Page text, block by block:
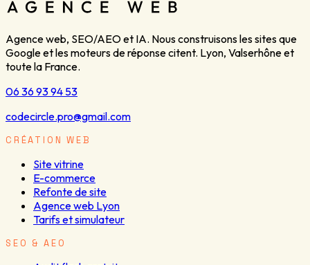
Agence web, SEO/AEO et IA. Nous construisons les sites que
Google et les moteurs de réponse citent. Lyon, Valserhône et
toute la France.
06 36 93 94 53
codecircle.pro@gmail.com
CRÉATION WEB
Site vitrine
E-commerce
Refonte de site
Agence web Lyon
Tarifs et simulateur
SEO & AEO